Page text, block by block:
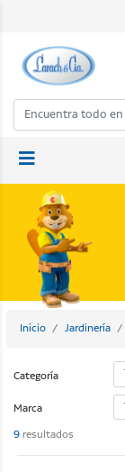
Inicio Jardinería
Categoría
Marca
9 resultados